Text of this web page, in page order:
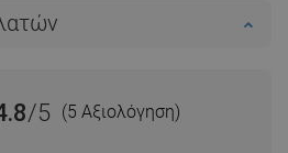
/5 (5 Αξιολόγηση)